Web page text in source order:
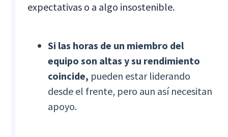
expectativas o a algo insostenible.
Si las horas de un miembro del
equipo son altas y su rendimiento
coincide, pueden estar liderando
desde el frente, pero aun así necesitan
apoyo.